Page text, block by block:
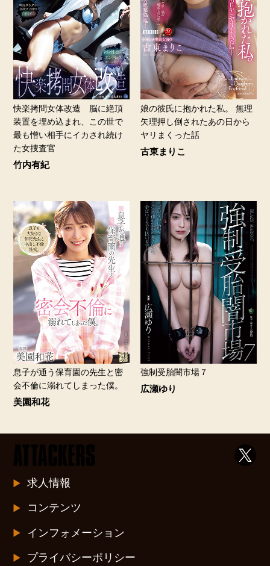
快楽拷問女体改造 脳に絶頂
装置を埋め込まれ、この世で
最も憎い相手にイカされ続け
た女捜査官
竹内有紀
娘の彼氏に抱かれた私。 無理
矢理押し倒されたあの日から
ヤリまくった話
古東まりこ
息子が通う保育園の先生と密
会不倫に溺れてしまった僕。
美園和花
強制受胎闇市場７
広瀬ゆり
求人情報
コンテンツ
インフォメーション
プライバシーポリシー